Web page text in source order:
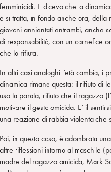
femminicidi. E dicevo che la
e si tratta, in fondo anche ora, della
giovani annientati entrambi, anche
di responsabilità, con un carnefice
che lo rifiuta.
In altri casi analoghi l’età cambia, i
dinamica rimane questa: il rifiuto di
uso la parola, rifiuto che il ragazzo
motivare il gesto omicida. E’ il
una reazione di rabbia violenta che
Poi, in questo caso, è adombrata
altre riflessioni intorno al maschile
madre del ragazzo omicida, Mark